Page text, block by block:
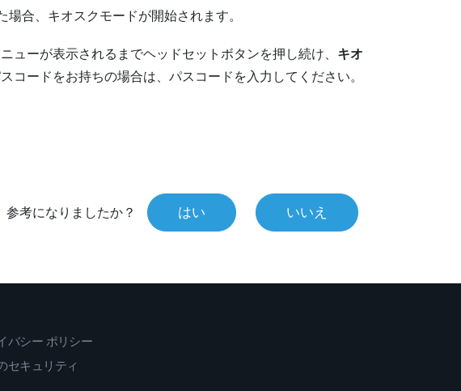
場合、キオスクモードが開始されます。
ューが表示されるまでヘッドセットボタンを押し続け、 キオ
コードをお持ちの場合は、パスコードを入力してください。
参考になりましたか？ はい いいえ
バシー ポリシー
セキュリティ